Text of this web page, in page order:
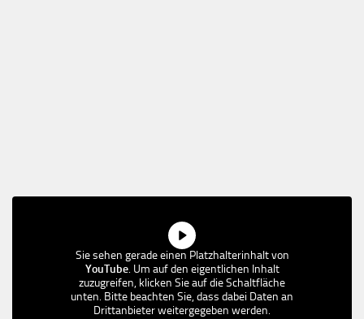
Sie sehen gerade einen Platzhalterinhalt von
YouTube. Um auf den eigentlichen Inhalt
zuzugreifen, klicken Sie auf die Schaltfläche
unten. Bitte beachten Sie, dass dabei Daten an
Drittanbieter weitergegeben werden.